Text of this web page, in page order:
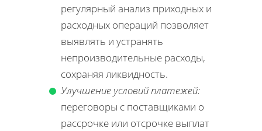
регулярный анализ приходных и
расходных операций позволяет
выявлять и устранять
непроизводительные расходы,
сохраняя ликвидность.
Улучшение условий платежей:
переговоры с поставщиками о
рассрочке или отсрочке выплат